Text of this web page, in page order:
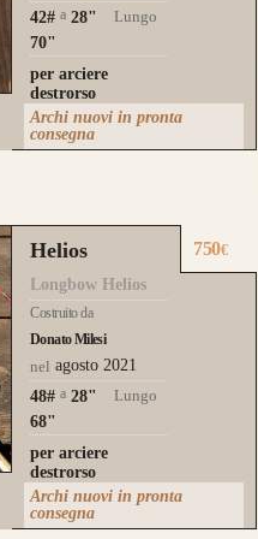
42# a 28"
Lungo
70"
per arciere
destrorso
Archi nuovi in pronta
consegna
Helios
Longbow Helios
Costruito da
Donato Milesi
nel agosto 2021
48# a 28"
Lungo
68"
per arciere
destrorso
750€
Archi nuovi in pronta
consegna